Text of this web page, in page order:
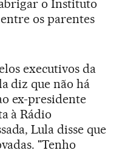
o Instituto
os parentes
executivos da
diz que não há
ex-presidente
à Rádio
Lula disse que
"Tenho